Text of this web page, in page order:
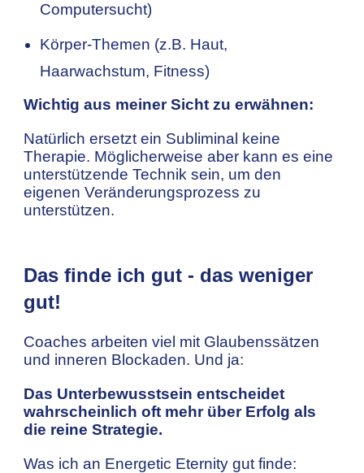
Computersucht)
Körper-Themen (z.B. Haut,
Haarwachstum, Fitness)
Wichtig aus meiner Sicht zu erwähnen:
Natürlich ersetzt ein Subliminal keine
Therapie. Möglicherweise aber kann es eine
unterstützende Technik sein, um den
eigenen Veränderungsprozess zu
unterstützen.
Das finde ich gut - das weniger
gut!
Coaches arbeiten viel mit Glaubenssätzen
und inneren Blockaden. Und ja:
Das Unterbewusstsein entscheidet
wahrscheinlich oft mehr über Erfolg als
die reine Strategie.
Was ich an Energetic Eternity gut finde: